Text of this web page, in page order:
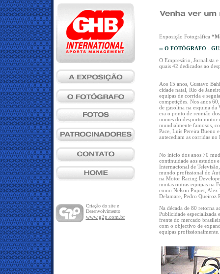
Criação do site e
Desenvolvimento
www.g2p.com.br
Exposição Fotográfica
:: O FOTÓGRAFO -
O Empresário, Jornalista
quais 42 dedicados ao
Aos 15 anos, Gustavo
cidade natal, Rio de
equipas de corrida e
competições. Nos anos
de gasolina na esquina
era o ponto de reunião
nomes do desporto motor
mundialmente famosos,
Pace, Luís Pereira Bueno
antecediam as corridas no
No início dos anos 70
continuidade aos estudos
Internacional de
mundo profissional do
na Motor Racing
muitas outras equipas na
como Nelson Piquet,
Delamare, Pedro Queiroz
Na década de 80 retorna
Publicidade especializada
frente do mercado
com o objectivo de
equipas profissionalmente.